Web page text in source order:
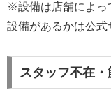
※設備は店舗によっ
設備があるかは公式
スタッフ不在